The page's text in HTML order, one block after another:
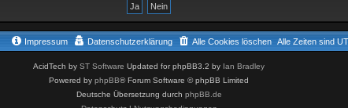
Alle Zeiten sind
Alle Cookies löschen
Datenschutzerklärung
Impressum
AcidTech by ST Software Updated for phpBB3.2 by Ian Bradley
Powered by phpBB® Forum Software © phpBB Limited
Deutsche Übersetzung durch phpBB.de